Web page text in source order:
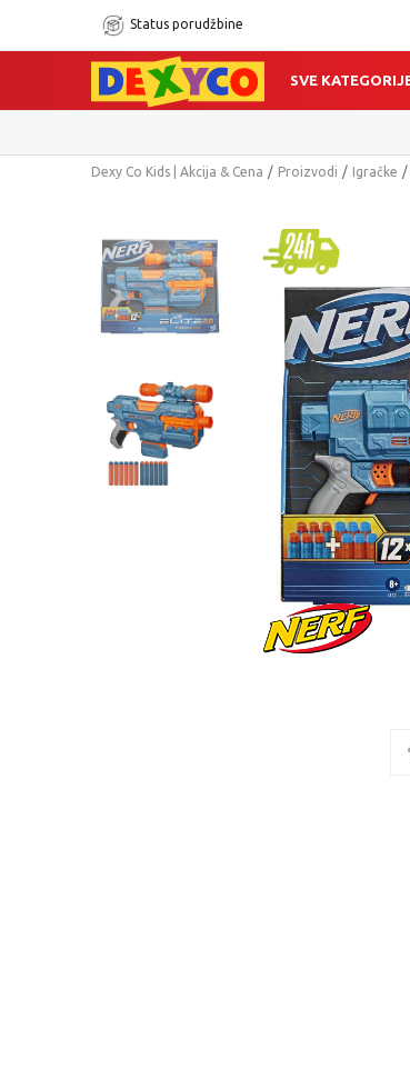
Status porudžbine
SVE
Dexy Co Kids | Akcija & Cena Proizvodi Igračke